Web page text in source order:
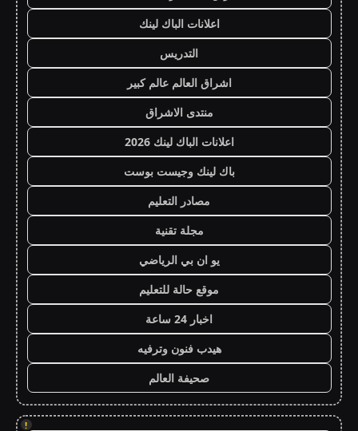
اعلانات الباك لينك
التدريس
اشراق العالم عالم كبير
منتدى الاشراق
اعلانات الباك لينك 2026
باك لينك وجيست بوست
مصادر التعليم
مجلة تقنية
يو ان بي الرياضي
موقع حالة للتعليم
اخبار 24 ساعة
هيدب فنون وترفيه
صحيفة العالم
!